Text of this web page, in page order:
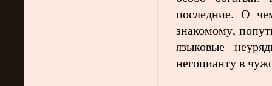
последние. О
знакомому,
языковые
негоцианту в